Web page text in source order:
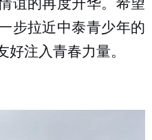
谊的再度升华。希望
步拉近中泰青少年的
注入青春力量。